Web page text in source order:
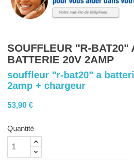
SOUFFLEUR "R-BAT20"
BATTERIE 20V 2AMP
souffleur "r-bat20" a
2amp + chargeur
53,90 €
Quantité